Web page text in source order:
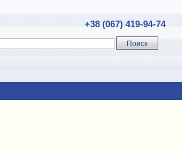
+38 (067) 419-94-74